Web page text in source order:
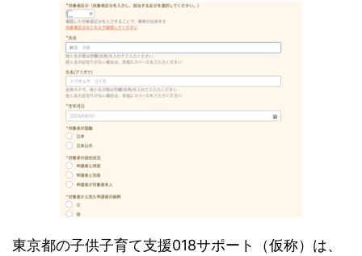
東京都の子供子育て支援018サポート（仮称）は、